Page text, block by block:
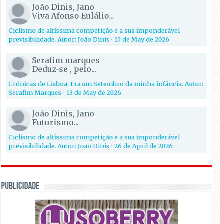
João Dinis, Jano
Viva Afonso Eulálio...
Ciclismo de altíssima competição e a sua imponderável
previsibilidade. Autor: João Dinis·15 de May de 2026
Serafim marques
Deduz-se , pelo...
Crónicas de Lisboa: Era um Setembro da minha infância. Autor:
Serafim Marques·13 de May de 2026
João Dinis, Jano
Futurismo...
Ciclismo de altíssima competição e a sua imponderável
previsibilidade. Autor: João Dinis·26 de April de 2026
PUBLICIDADE